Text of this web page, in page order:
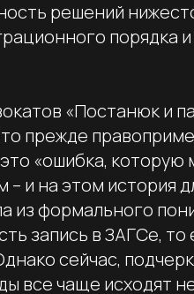
решений
порядка
«Постанюк и
прежде
«ошибка,
и на этом история
из формального
запись в ЗАГСе,
сейчас,
все чаще исходят